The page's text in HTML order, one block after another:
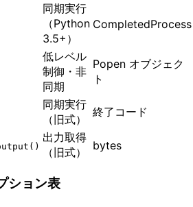
同期実行
（Python
3.5+）
CompletedProcess
低レベル
制御・非
同期
Popen オブジェク
ト
同期実行
（旧式）
終了コード
出力取得
（旧式）
bytes
ション表